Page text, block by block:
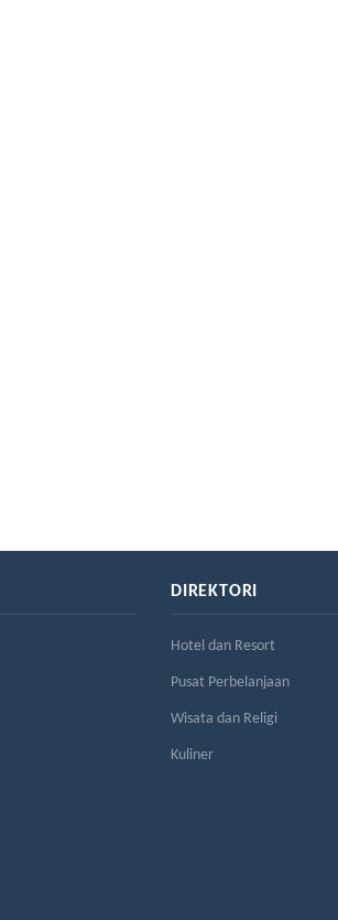
DIREKTORI
Hotel dan Resort
Pusat Perbelanjaan
Wisata dan Religi
Kuliner